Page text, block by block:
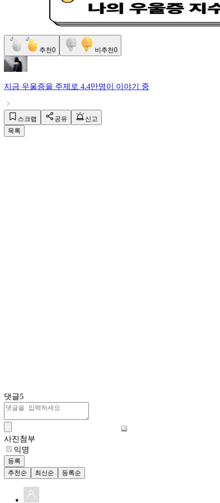
추천0 비추천0
지금 우울증을 주제로 4.4만명이 이야기 중
스크랩 공유
신고
목록
댓글5
사진첨부
익명
등록
추천순
최신순 등록순